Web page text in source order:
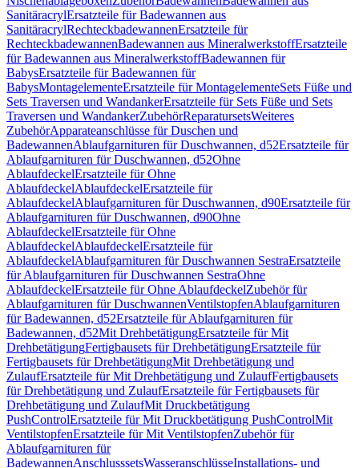
SanitäracrylErsatzteile für Badewannen aus
SanitäracrylRechteckbadewannenErsatzteile für
RechteckbadewannenBadewannen aus MineralwerkstoffErsatzteile
für Badewannen aus MineralwerkstoffBadewannen für
BabysErsatzteile für Badewannen für
BabysMontagelementeErsatzteile für MontagelementeSets Füße und
Sets Traversen und WandankerErsatzteile für Sets Füße und Sets
Traversen und WandankerZubehörReparatursetsWeiteres
ZubehörApparateanschlüsse für Duschen und
BadewannenAblaufgarnituren für Duschwannen, d52Ersatzteile für
Ablaufgarnituren für Duschwannen, d52Ohne
AblaufdeckelErsatzteile für Ohne
AblaufdeckelAblaufdeckelErsatzteile für
AblaufdeckelAblaufgarnituren für Duschwannen, d90Ersatzteile für
Ablaufgarnituren für Duschwannen, d90Ohne
AblaufdeckelErsatzteile für Ohne
AblaufdeckelAblaufdeckelErsatzteile für
AblaufdeckelAblaufgarnituren für Duschwannen SestraErsatzteile
für Ablaufgarnituren für Duschwannen SestraOhne
AblaufdeckelErsatzteile für Ohne AblaufdeckelZubehör für
Ablaufgarnituren für DuschwannenVentilstopfenAblaufgarnituren
für Badewannen, d52Ersatzteile für Ablaufgarnituren für
Badewannen, d52Mit DrehbetätigungErsatzteile für Mit
DrehbetätigungFertigbausets für DrehbetätigungErsatzteile für
Fertigbausets für DrehbetätigungMit Drehbetätigung und
ZulaufErsatzteile für Mit Drehbetätigung und ZulaufFertigbausets
für Drehbetätigung und ZulaufErsatzteile für Fertigbausets für
Drehbetätigung und ZulaufMit Druckbetätigung
PushControlErsatzteile für Mit Druckbetätigung PushControlMit
VentilstopfenErsatzteile für Mit VentilstopfenZubehör für
Ablaufgarnituren für
BadewannenAnschlusssetsWasseranschlüsseInstallations- und